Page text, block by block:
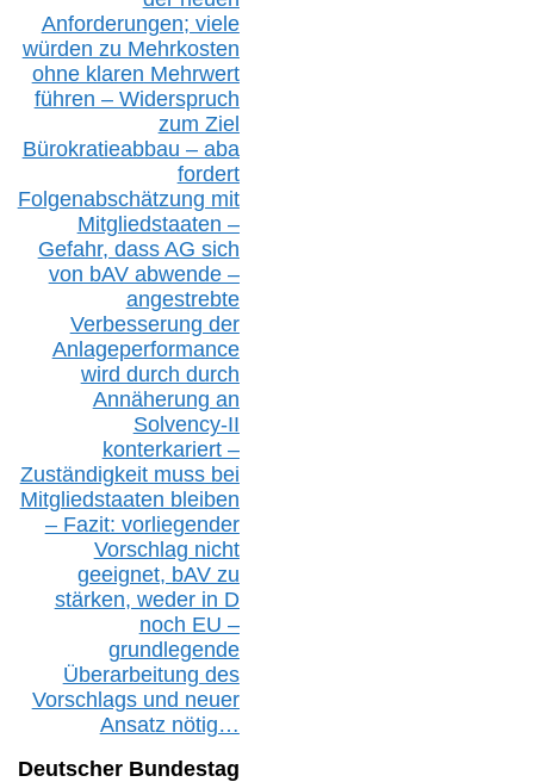
Anforderungen; viele
würden zu Mehrkosten
ohne klaren Mehrwert
führen – Widerspruch
zum Ziel
Bürokratieabbau – aba
fordert
Folgenabschätzung mit
Mitgliedstaaten –
Gefahr, dass AG sich
von bAV abwende –
angestrebte
Verbesserung der
Anlageperformance
wird durch durch
Annäherung an
Solvency-II
konterkariert –
Zuständigkeit muss bei
Mitgliedstaaten bleiben
– Fazit: vorliegender
Vorschlag nicht
geeignet, bAVzu
stärken, weder in D
noch EU –
grundlegende
Überarbeitung des
Vorschlags und neuer
Ansatz nötig…
Deutscher Bundestag